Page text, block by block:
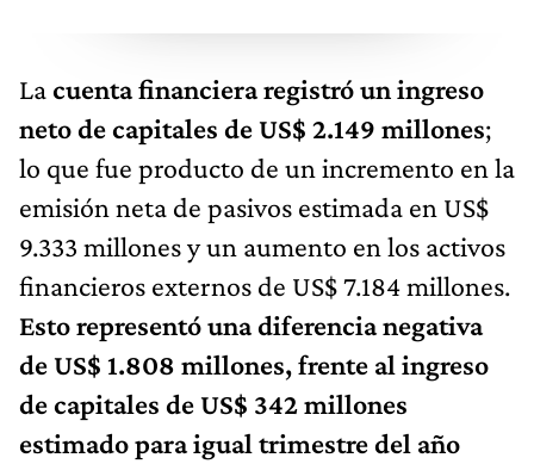
Lacuenta financiera registró un ingreso
neto de capitales de US$ 2.149 millones;
lo que fue producto de un incremento en la
emisión neta de pasivos estimada en US$
9.333 millones y un aumento en los activos
financieros externos de US$ 7.184 millones.
Esto representó una diferencia negativa
de US$ 1.808 millones, frente al ingreso
de capitales de US$ 342 millones
estimado para igual trimestre del año